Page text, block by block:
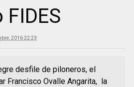
2016 22:23
desfile de piloneros, el
Francisco Ovalle Angarita, la